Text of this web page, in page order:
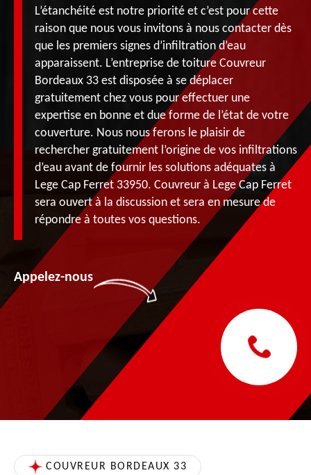
L’étanchéité est notre priorité et c’est pour cette
raison que nous vous invitons à nous contacter dès
que les premiers signes d’infiltration d’eau
apparaissent. L’entreprise de toiture Couvreur
Bordeaux 33 est disposée à se déplacer
gratuitement chez vous pour effectuer une
expertise en bonne et due forme de l’état de votre
couverture. Nous nous ferons le plaisir de
rechercher gratuitement l’origine de vos infiltrations
d’eau avant de fournir les solutions adéquates à
Lege Cap Ferret 33950. Couvreur à Lege Cap Ferret
sera ouvert à la discussion et sera en mesure de
répondre à toutes vos questions.
Appelez-nous
COUVREUR BORDEAUX 33